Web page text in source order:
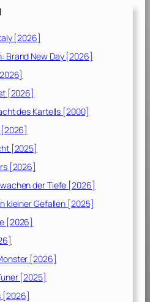
[2026]
Brand New Day [2026]
[2026]
des Kartells [2000]
[2026]
[2025]
[2026]
der Tiefe [2026]
kleiner Gefallen [2025]
[2026]
[2026]
[2025]
[2026]